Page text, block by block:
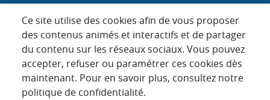
Ce site utilise des cookies afin de vous proposer
des contenus animés et interactifs et de partager
du contenu sur les réseaux sociaux. Vous pouvez
accepter, refuser ou paramétrer ces cookies dès
maintenant. Pour en savoir plus, consultez notre
politique de confidentialité.
Menu
Pied
ACCUEIL
PLAN DU SITE